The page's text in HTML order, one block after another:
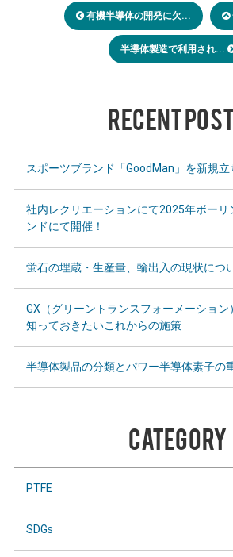
有機半導体の開発に欠...
半導体製造で利用され...
RECENT
スポーツブランド「GoodMan」を新規立
社内レクリエーションにて2025年ボーリ
ンドにて開催！
蛍石の埋蔵・生産量、輸出入の現状につ
GX（グリーントランスフォーメーショ
知っておきたいこれからの施策
半導体製品の分類とパワー半導体素子の
CATEGORY
PTFE
SDGs